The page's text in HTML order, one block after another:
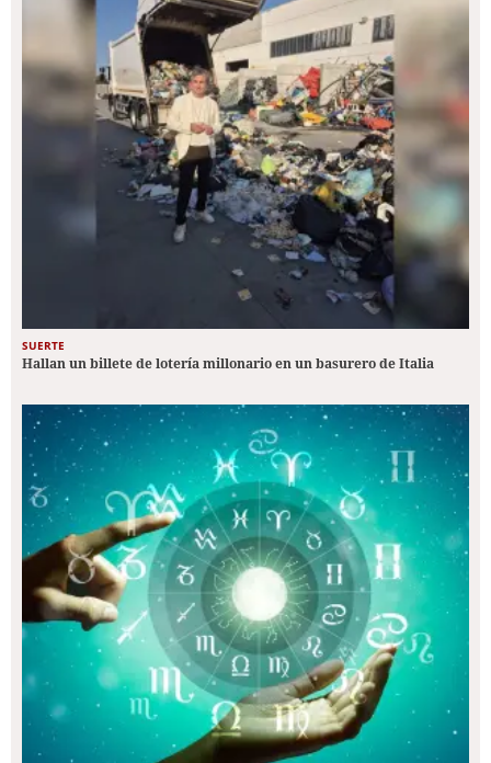
SUERTE
Hallan un billete de lotería millonario en un basurero de Italia